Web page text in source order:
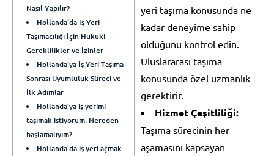
Nasıl Yapılır?
Hollanda’da İş Yeri
Taşımacılığı İçin Hukuki
Gereklilikler ve İzinler
Hollanda’ya İş Yeri Taşıma
Sonrası Uyumluluk Süreci ve
İlk Adımlar
Hollanda’ya iş yerimi
taşımak istiyorum. Nereden
başlamalıyım?
Hollanda’da iş yeri açmak
yeri taşıma konusunda ne
kadar deneyime sahip
olduğunu kontrol edin.
Uluslararası taşıma
konusunda özel uzmanlık
gerektirir.
Hizmet Çeşitliliği:
Taşıma sürecinin her
aşamasını kapsayan